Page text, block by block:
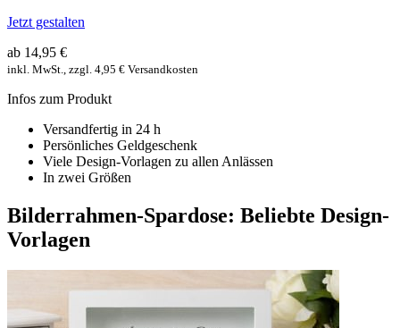
Jetzt gestalten
ab 14,95 €
inkl. MwSt., zzgl. 4,95 € Versandkosten
Infos zum Produkt
Versandfertig in 24 h
Persönliches Geldgeschenk
Viele Design-Vorlagen zu allen Anlässen
In zwei Größen
Bilderrahmen-Spardose: Beliebte Design-
Vorlagen